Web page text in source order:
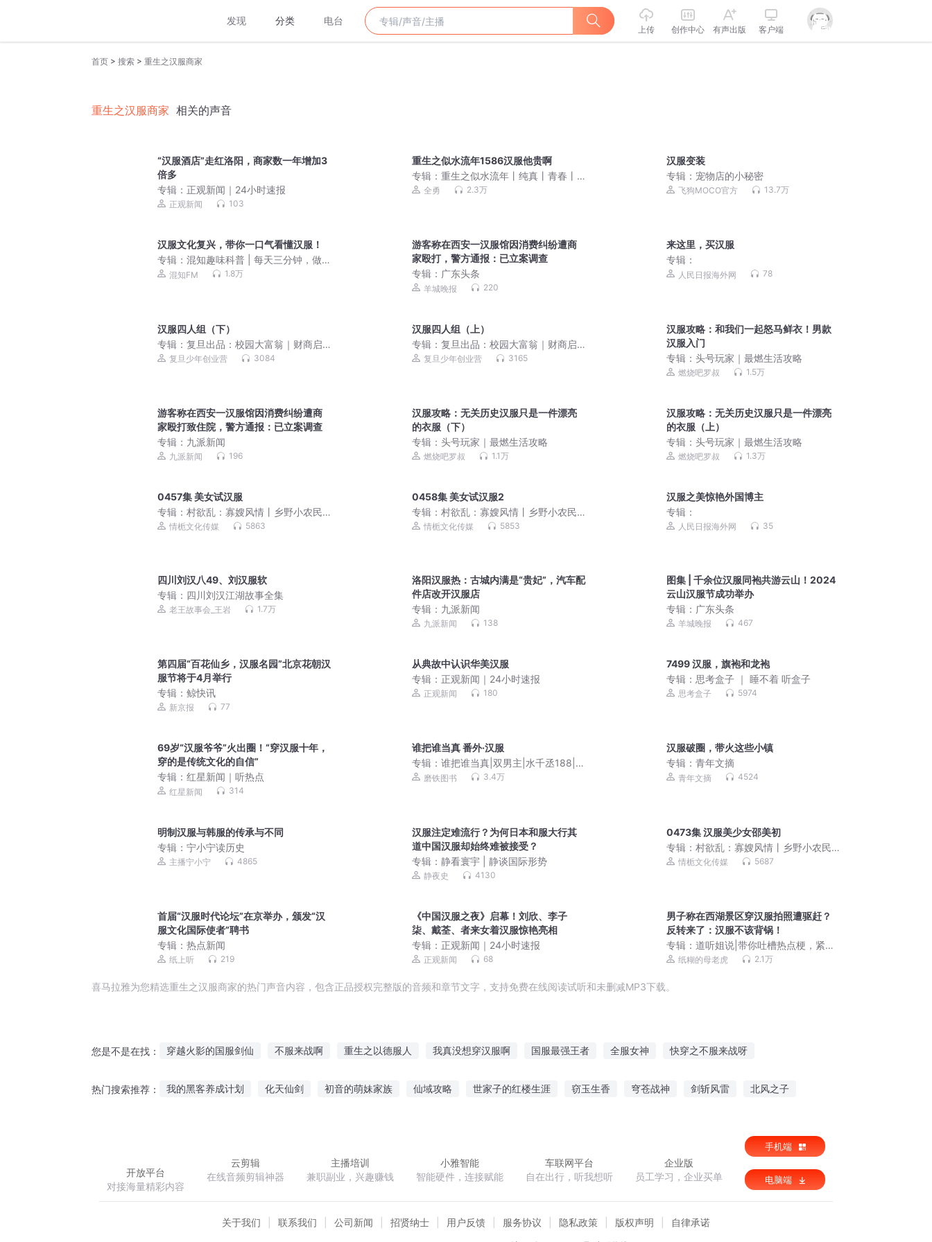
发现 分类 电台
上传 创作中心 有声出版 客户端
首页 > 搜索 > 重生之汉服商家
重生之汉服商家 相关的声音
“汉服酒店”走红洛阳，商家数一年增加3
倍多
专辑： 正观新闻｜24小时速报
正观新闻 103
重生之似水流年1586汉服他贵啊
专辑：重生之似水流年丨纯真丨青春丨
商战、逆袭丨过亿点击丨全勇有声作品
全勇 2.3万
汉服变装
专辑： 宠物店的小秘密
飞狗MOCO官方 13.7万
汉服文化复兴，带你一口气看懂汉服！
专辑： 混知趣味科普 | 每天三分钟，做
个文化人 | 睡前故事
混知FM 1.8万
游客称在西安一汉服馆因消费纠纷遭商
家殴打，警方通报：已立案调查
专辑： 广东头条
羊城晚报 220
来这里，买汉服
专辑：
人民日报海外网 78
汉服四人组（下）
专辑： 复旦出品：校园大富翁｜财商启
蒙首选｜校园故事
复旦少年创业营 3084
汉服四人组（上）
专辑：复旦出品：校园大富翁｜财商启
蒙首选｜校园故事
复旦少年创业营 3165
汉服攻略：和我们一起怒马鲜衣！男款
汉服入门
专辑：头号玩家｜最燃生活攻略
燃烧吧罗叔 1.5万
游客称在西安一汉服馆因消费纠纷遭商
家殴打致住院，警方通报：已立案调查
专辑： 九派新闻
九派新闻 196
汉服攻略：无关历史汉服只是一件漂亮
的衣服（下）
专辑：头号玩家｜最燃生活攻略
燃烧吧罗叔 1.1万
汉服攻略：无关历史汉服只是一件漂亮
的衣服（上）
专辑：头号玩家｜最燃生活攻略
燃烧吧罗叔 1.3万
0457集 美女试汉服
专辑： 村欲乱：寡嫂风情丨乡野小农民
丨妙手神医丨很纯很暧昧
情栀文化传媒 5863
0458集 美女试汉服2
专辑：村欲乱：寡嫂风情丨乡野小农民
丨妙手神医丨很纯很暧昧
情栀文化传媒 5853
汉服之美惊艳外国博主
专辑：
人民日报海外网 35
四川刘汉八49、刘汉服软
专辑： 四川刘汉江湖故事全集
老王故事会_王岩 1.7万
洛阳汉服热：古城内满是“贵妃”，汽车配
件店改开汉服店
专辑： 九派新闻
九派新闻 138
图集 | 千余位汉服同袍共游云山！2024
云山汉服节成功举办
专辑： 广东头条
羊城晚报 467
第四届“百花仙乡，汉服名园”北京花朝汉
服节将于4月举行
专辑： 鲸快讯
新京报 77
从典故中认识华美汉服
专辑： 正观新闻｜24小时速报
正观新闻 180
7499 汉服，旗袍和龙袍
专辑： 思考盒子 ｜ 睡不着 听盒子
思考盒子 5974
69岁“汉服爷爷”火出圈！“穿汉服十年，
穿的是传统文化的自信”
专辑： 红星新闻｜听热点
红星新闻 314
谁把谁当真 番外·汉服
专辑：谁把谁当真|双男主|水千丞188|彭
尧&瀚墨|黎朔&赵锦辛
磨铁图书 3.4万
汉服破圈，带火这些小镇
专辑：青年文摘
青年文摘 4524
明制汉服与韩服的传承与不同
专辑： 宁小宁读历史
主播宁小宁 4865
汉服注定难流行？为何日本和服大行其
道中国汉服却始终难被接受？
专辑：静看寰宇 | 静谈国际形势
静夜史 4130
0473集 汉服美少女邵美初
专辑：村欲乱：寡嫂风情丨乡野小农民
丨妙手神医丨很纯很暧昧
情栀文化传媒 5687
首届“汉服时代论坛”在京举办，颁发“汉
服文化国际使者”聘书
专辑： 热点新闻
纸上听 219
《中国汉服之夜》启幕！刘欣、李子
柒、戴荃、者来女着汉服惊艳亮相
专辑： 正观新闻｜24小时速报
正观新闻 68
男子称在西湖景区穿汉服拍照遭驱赶？
反转来了：汉服不该背锅！
专辑：道听姐说|带你吐槽热点梗，紧跟
潮流不迷路
纸糊的母老虎 2.1万
喜马拉雅为您精选重生之汉服商家的热门声音内容，包含正品授权完整版的音频和章节文字，支持免费在线阅读试听和未删减MP3下载。
您是不是在找： 穿越火影的国服剑仙 不服来战啊 重生之以德服人 我真没想穿汉服啊 国服最强王者 全服女神 快穿之不服来战呀
热门搜索推荐： 我的黑客养成计划 化天仙剑 初音的萌妹家族 仙域攻略 世家子的红楼生涯 窃玉生香 穹苍战神 剑斩风雷 北风之子
开放平台
对接海量精彩内容
云剪辑
在线音频剪辑神器
主播培训
兼职副业，兴趣赚钱
小雅智能
智能硬件，连接赋能
车联网平台
自在出行，听我想听
企业版
员工学习，企业买单
手机端
电脑端
关于我们 联系我们 公司新闻 招贤纳士 用户反馈 服务协议 隐私政策 版权声明 自律承诺